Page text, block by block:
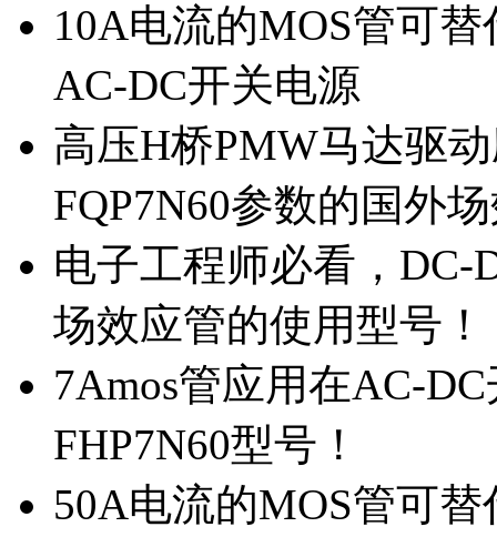
10A电流的MOS管可
AC-DC开关电源
高压H桥PMW马达驱
FQP7N60参数的国外
电子工程师必看，DC-
场效应管的使用型号！
7Amos管应用在AC-
FHP7N60型号！
50A电流的MOS管可